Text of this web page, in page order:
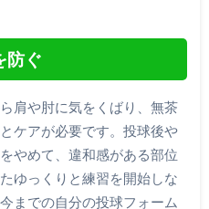
防ぐ
肩や肘に気をくばり、無茶
ケアが必要です。投球後や
やめて、違和感がある部位
ゆっくりと練習を開始しな
までの自分の投球フォーム